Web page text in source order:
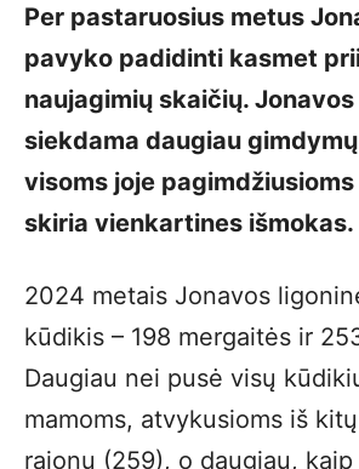
Per pastaruosius metus
pavyko padidinti kasmet
naujagimių skaičių.
siekdama daugiau
visoms joje
skiria vienkartines išmokas.
2024 metais Jonavos
kūdikis – 198 mergaitės ir
Daugiau nei pusė visų
mamoms, atvykusioms iš
rajonų (259), o daugiau,